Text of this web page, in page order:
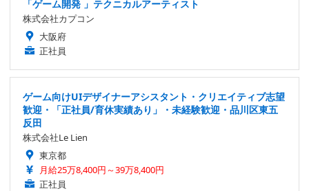
「ゲーム開発 」テクニカルアーティスト
株式会社カプコン
大阪府
正社員
ゲーム向けUIデザイナーアシスタント・クリエイティブ志望
歓迎・「正社員/育休実績あり」・未経験歓迎・品川区東五
反田
株式会社Le Lien
東京都
月給25万8,400円～39万8,400円
正社員